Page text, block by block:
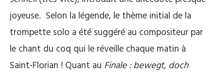
joyeuse. Selon la légende, le thème initial de la
trompette solo a été suggéré au compositeur par
le chant du coq qui le réveille chaque matin à
Saint-Florian ! Quant au Finale : bewegt, doch